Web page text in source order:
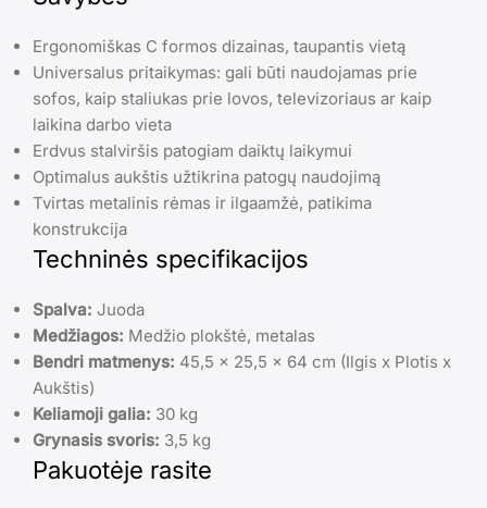
Ergonomiškas C formos dizainas, taupantis vietą
Universalus pritaikymas: gali būti naudojamas prie
sofos, kaip staliukas prie lovos, televizoriaus ar kaip
laikina darbo vieta
Erdvus stalviršis patogiam daiktų laikymui
Optimalus aukštis užtikrina patogų naudojimą
Tvirtas metalinis rėmas ir ilgaamžė, patikima
konstrukcija
Techninės specifikacijos
Spalva: Juoda
Medžiagos: Medžio plokštė, metalas
Bendri matmenys: 45,5 x 25,5 x 64 cm (Ilgis x Plotis x
Aukštis)
Keliamoji galia: 30 kg
Grynasis svoris: 3,5 kg
Pakuotėje rasite